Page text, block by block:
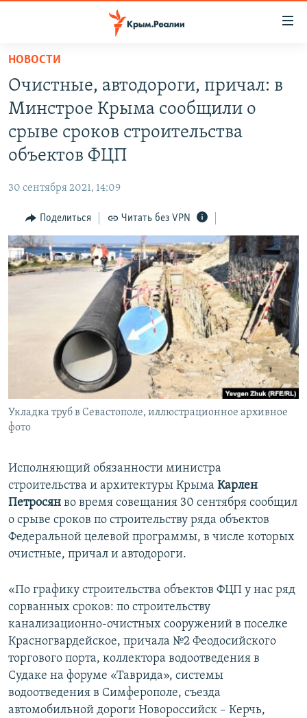
Вернуться
основному
содержанию
главной
Вернутся
поиску
КАРТА ВОЕННЫХ ОБЪЕКТОВ КРЫМА
ИСТОРИЯ
ИНТЕРАКТИВ
ИНФОГРАФИКА
ТЕЛЕПРОЕКТ КРЫМ.РЕАЛИИ
СОВЕТЫ ПРАВОЗАЩИТНИКОВ
ПРОПАВШИЕ БЕЗ ВЕСТИ
ПОБЕДИТЕЛЕЙ НЕ СУДЯТ?
КРЫМ.НЕПОКОРЕННЫЙ
УКРАИНСКАЯ ПРОБЛЕМА КРЫМА
РАДІО СВОБОДА
КАК ОБОЙТИ БЛОКИРОВКУ
Українською
ПРИСОЕДИНЯЙТЕСЬ!
Все сайты RFE/RL
НОВОСТИ
Очистные, автодороги, причал: в
Минстрое Крыма сообщили о
срыве сроков строительства
объектов ФЦП
30 сентября 2021, 14:09
Поделиться Читать без VPN
Укладка труб в Севастополе, иллюстрационное архивное
фото
Исполняющий обязанности министра
строительства и архитектуры Крыма Карлен
Петросян во время совещания 30 сентября сообщил
о срыве сроков по строительству ряда объектов
Федеральной целевой программы, в числе которых
очистные, причал и автодороги.
«По графику строительства объектов ФЦП у нас ряд
сорванных сроков: по строительству
канализационно-очистных сооружений в поселке
Красногвардейское, причала №2 Феодосийского
торгового порта, коллектора водоотведения в
Судаке на форуме «Таврида», системы
водоотведения в Симферополе, съезда
автомобильной дороги Новороссийск – Керчь,